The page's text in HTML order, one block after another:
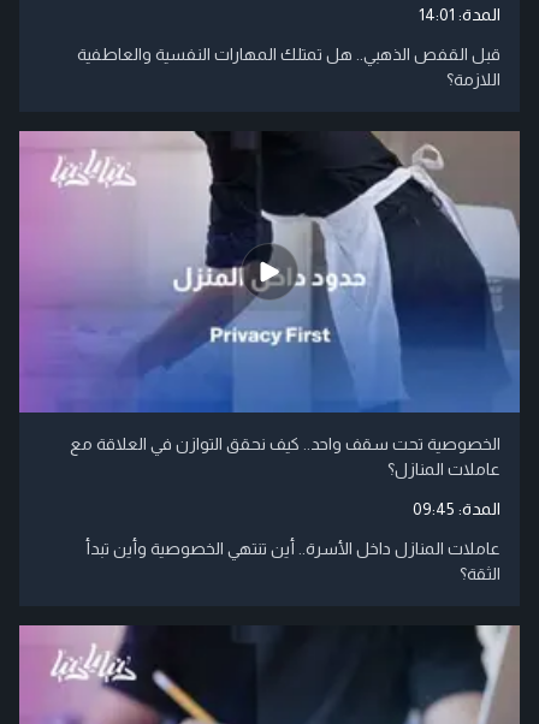
المدة: 14:01
قبل القفص الذهبي.. هل تمتلك المهارات النفسية والعاطفية
اللازمة؟
الخصوصية تحت سقف واحد.. كيف نحقق التوازن في العلاقة مع
عاملات المنازل؟
المدة: 09:45
عاملات المنازل داخل الأسرة.. أين تنتهي الخصوصية وأين تبدأ
الثقة؟